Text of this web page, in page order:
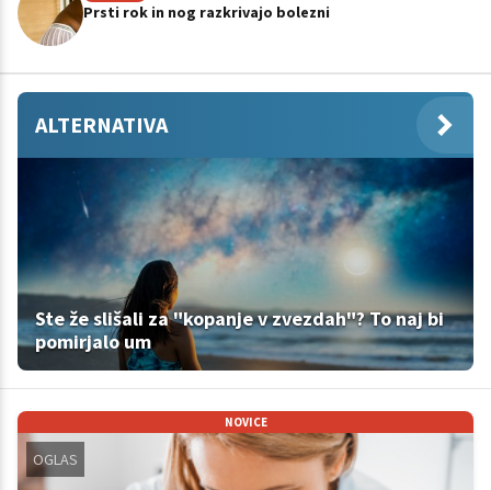
Prsti rok in nog razkrivajo bolezni
ALTERNATIVA
Ste že slišali za "kopanje v zvezdah"? To naj bi
pomirjalo um
NOVICE
OGLAS